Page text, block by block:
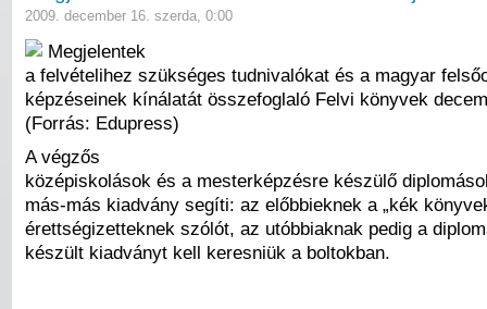
2009. december 16. szerda, 0:00
Megjelentek
a felvételihez szükséges tudnivalókat és a magyar
képzéseinek kínálatát összefoglaló Felvi könyvek
(Forrás: Edupress)
A végzős
középiskolások és a mesterképzésre készülő
más-más kiadvány segíti: az előbbieknek a „kék
érettségizetteknek szólót, az utóbbiaknak pedig a
készült kiadványt kell keresniük a boltokban.